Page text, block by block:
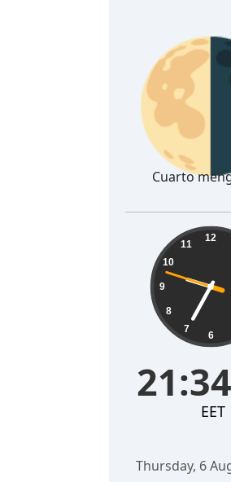
Cuarto
21:34:48 12
6
7
8
9
10
11
EET
Thursday, 6